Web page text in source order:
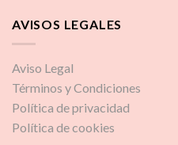
AVISOS LEGALES
Aviso Legal
Términos y Condiciones
Política de privacidad
Política de cookies